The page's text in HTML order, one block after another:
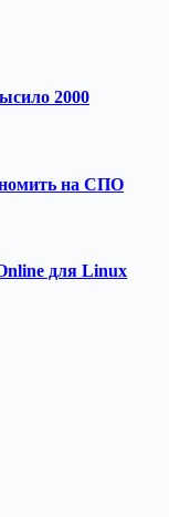
2000
на СПО
для Linux